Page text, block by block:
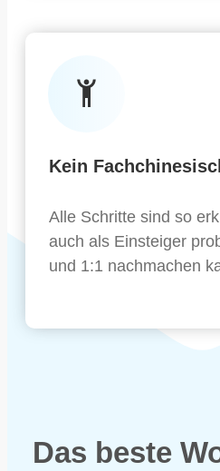
Kein
Alle Schritte sind so
auch als Einsteiger
und 1:1 nachmachen
Das beste